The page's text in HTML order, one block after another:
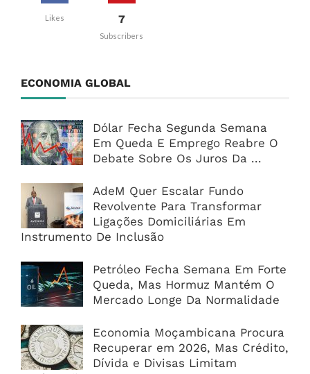
Likes 7
Subscribers
ECONOMIA GLOBAL
Dólar Fecha Segunda Semana
Em Queda E Emprego Reabre O
Debate Sobre Os Juros Da ...
AdeM Quer Escalar Fundo
Revolvente Para Transformar
Ligações Domiciliárias Em
Instrumento De Inclusão
Petróleo Fecha Semana Em Forte
Queda, Mas Hormuz Mantém O
Mercado Longe Da Normalidade
Economia Moçambicana Procura
Recuperar em 2026, Mas Crédito,
Dívida e Divisas Limitam